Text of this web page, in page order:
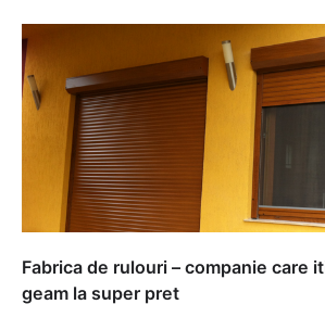
Fabrica de rulouri – companie care
geam la super pret